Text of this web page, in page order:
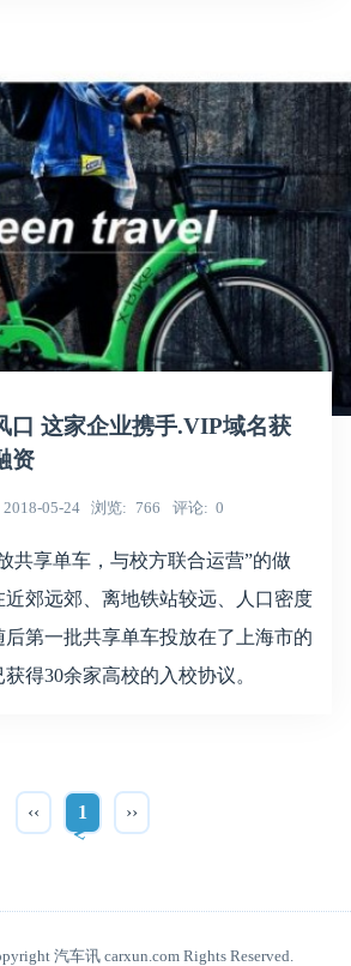
口 这家企业携手.VIP域名获
资
2018-05-24 浏览 766 评论 0
共享单车，与校方联合运营”的做
郊远郊、离地铁站较远、人口密度
第一批共享单车投放在了上海市的
获得30余家高校的入校协议。
‹‹ 1 ››
汽车讯 carxun.com Rights Reserved.